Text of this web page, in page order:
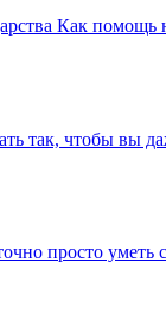
Как помощь
так, чтобы вы
просто уметь